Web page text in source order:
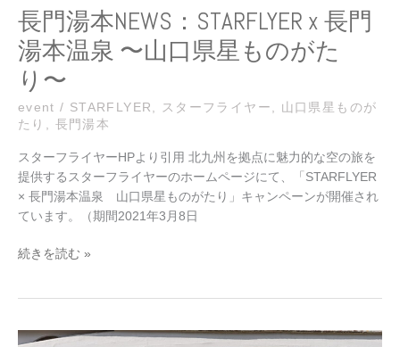
長門湯本NEWS：STARFLYER x 長門
湯本温泉 〜山口県星ものがた
り〜
event / STARFLYER , スターフライヤー , 山口県星ものが
たり , 長門湯本
スターフライヤーHPより引用 北九州を拠点に魅力的な空の旅を
提供するスターフライヤーのホームページにて、「STARFLYER
× 長門湯本温泉 山口県星ものがたり」キャンペーンが開催され
ています。（期間2021年3月8日
〜
山
口
県
星
も
の
た
り〜
続きを読む »
長